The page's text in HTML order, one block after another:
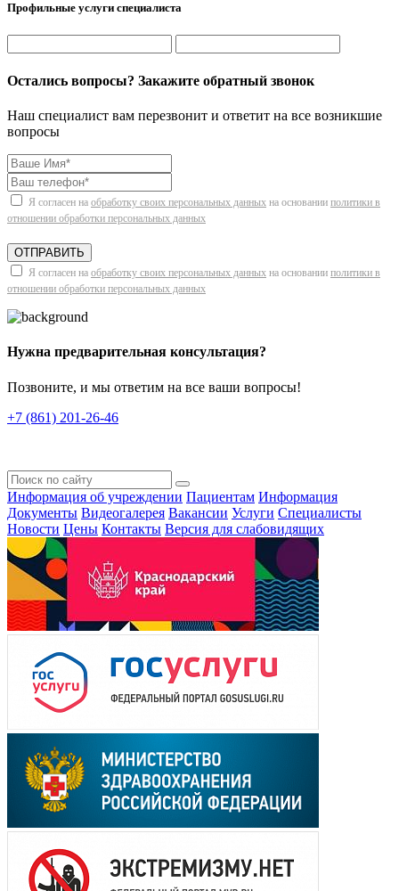
Профильные услуги специалиста
Остались вопросы? Закажите обратный звонок
Наш специалист вам перезвонит и ответит на все возникшие
вопросы
Я согласен на обработку своих персональных данных на основании политики в
отношении обработки персональных данных
ОТПРАВИТЬ
Я согласен на обработку своих персональных данных на основании политики в
отношении обработки персональных данных
Нужна предварительная консультация?
Позвоните, и мы ответим на все ваши вопросы!
+7 (861) 201-26-46
Информация об учреждении Пациентам Информация
Документы Видеогалерея Вакансии Услуги Специалисты
Новости Цены Контакты Версия для слабовидящих